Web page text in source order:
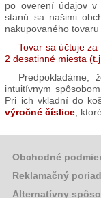
Dekorácie
potreby
Ostatný
rôzny
sortiment
a
dekoračná
keramika
po overení údajov v
stanú sa našimi
nakupovaného
Tovar sa účtuje
2 desatinné miesta
Predpokladáme,
intuitívnym
Pri ich vkladní do
výročné číslice,
Obchodné
Reklamačný
Alternatívny